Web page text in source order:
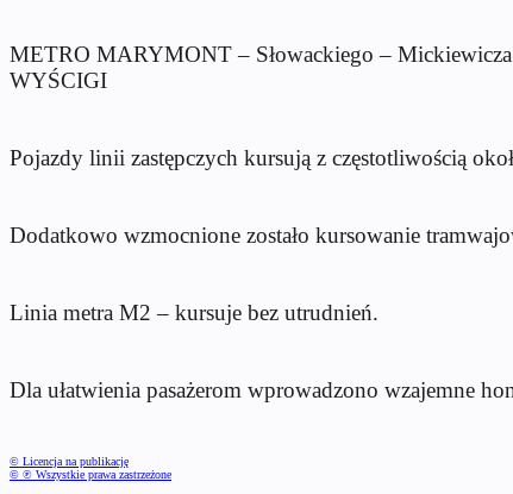
METRO MARYMONT – Słowackiego – Mickiewicza
WYŚCIGI
Pojazdy linii zastępczych kursują z częstotliwością
Dodatkowo wzmocnione zostało kursowanie
Linia metra M2 – kursuje bez utrudnień.
Dla ułatwienia pasażerom wprowadzono wzajemne
© Licencja na publikację
© ℗ Wszystkie prawa zastrzeżone